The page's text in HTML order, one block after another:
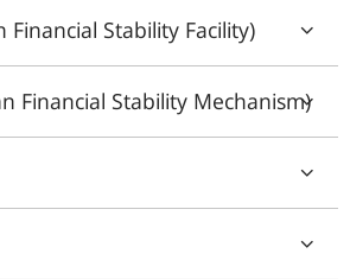
Financial Stability Facility)
Financial Stability Mechanism)